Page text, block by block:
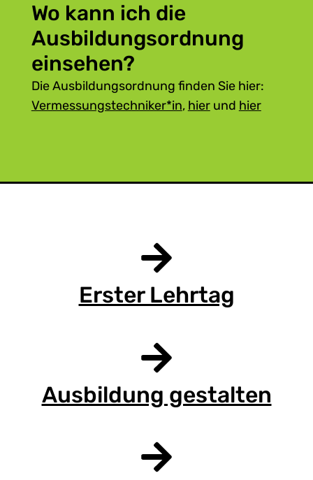
Wo kann ich die
Ausbildungsordnung
einsehen?
Die Ausbildungsordnung finden Sie hier:
Vermessungstechniker*in, hierund hier
Erster Lehrtag
Ausbildung gestalten